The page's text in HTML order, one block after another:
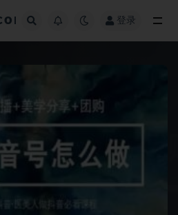
全网资料整合平台
登录